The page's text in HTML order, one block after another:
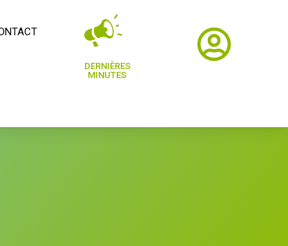
DERNIÈRES
MINUTES